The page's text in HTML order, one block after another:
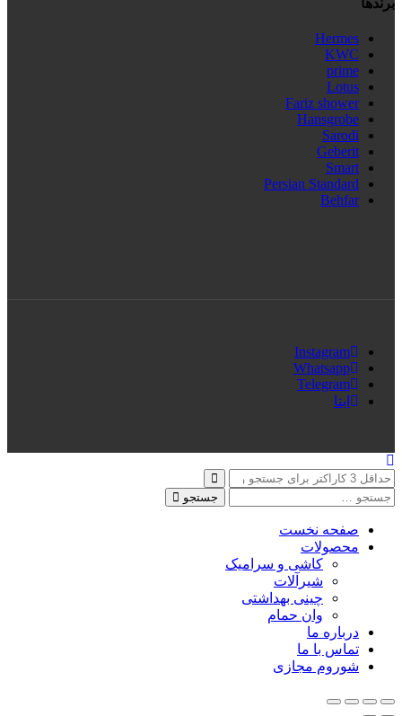
برندها
Hermes
KWC
prime
Lotus
Fariz shower
Hansgrobe
Sarodi
Geberit
Smart
Persian Standard
Behfar
Instagram
Whatsapp
Telegram
ایتا
جستجو
صفحه نخست
محصولات
کاشی و سرامیک
شیرآلات
چینی بهداشتی
وان حمام
درباره ما
تماس با ما
شوروم مجازی